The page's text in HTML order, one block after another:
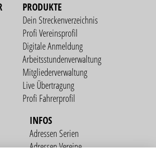
PRODUKTE
Dein Streckenverzeichnis
Profi Vereinsprofil
Digitale Anmeldung
Arbeitsstundenverwaltung
Mitgliederverwaltung
Live Übertragung
Profi Fahrerprofil
INFOS
Adressen Serien
Adressen Vereine